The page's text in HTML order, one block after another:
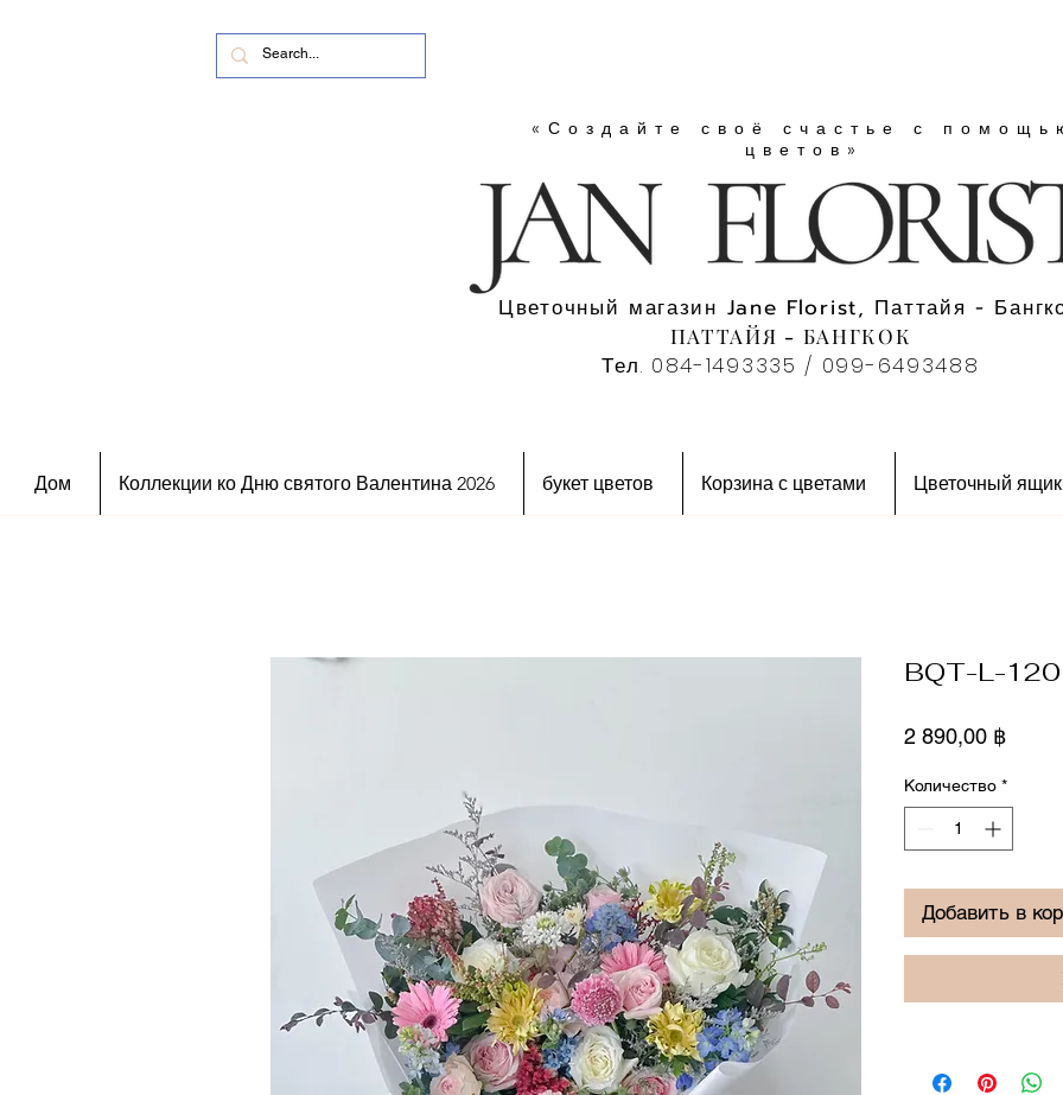
«Создайте своё счастье с
цветов»
Цветочный магазин Jane Florist, Паттайя -
ПАТТАЙЯ - БАНГКОК
Тел. 084-1493335 / 099-6493488
Дом Коллекции ко Дню святого Валентина 2026 букет цветов Корзина с цветами Цветочный ящик
BQT-L-120
2 890,00 ฿Цена
Количество *
Добавить в